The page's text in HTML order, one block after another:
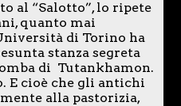
al “Salotto”, lo ripete
quanto mai
di Torino ha
stanza segreta
di Tutankhamon.
E cioè che gli antichi
alla pastorizia,